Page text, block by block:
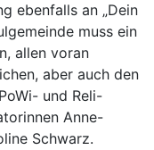
ebenfalls an „Dein
muss ein
allen voran
aber auch den
und Reli-
Anne-
Schwarz.